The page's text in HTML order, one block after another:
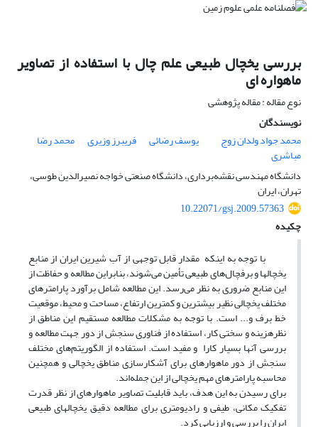
بررسی یخچال طبیعی علم چال با استفاده از تصاویر
ماهواره ای
نوع مقاله : مقاله پژوهشی
نویسندگان
محمد جواد ولدان زوج
یوسف رضائی فریبرز وزیری محمد رضا
مباشری
دانشگاه مهندسی نقشه‌برداری، دانشگاه صنعتی خواجه نصیرالدین طوسی،
تهران، ایران
10.22071/gsj.2009.57363
چکیده
با توجه به اینکه مقدار قابل توجهی از آب شیرین ایران از منابع
یخچال­ها و برف­چال‌های طبیعی تأمین می‌شوند، بنابراین مطالعه و حفاظت از
این منابع ضروری به نظر می‌رسد. این مطالعه شامل برآورد پارامترهای
مختلف یخچالی نظیر بیشترین و کمترین ارتفاع، مساحت و محیط، موقعیت
خط برف و... است. با توجه به مشکلات مطالعه مستقیم این مناطق از
نظرهزینه و سختی کار، استفاده از فناوری سنجش از دور جهت مطالعه و
بررسی آنها بسیار کارا و مفید است. استفاده از الگوریتم‌های مختلف
سنجش از دور ماهواره­ای برای آشکارسازی مناطق یخچالی و همچنین
محاسبه پارامترهای مهم یخچالی از این جمله‌اند.
برای رسیدن به این هدف، باید قابلیت تصاویر ماهواره­ای از نظر قدرت
تفکیک مکانی، طیفی و رادیومتری برای مطالعه دقیق یخچال­های طبیعی
ایران را بررسی و ارزیابی کرد.